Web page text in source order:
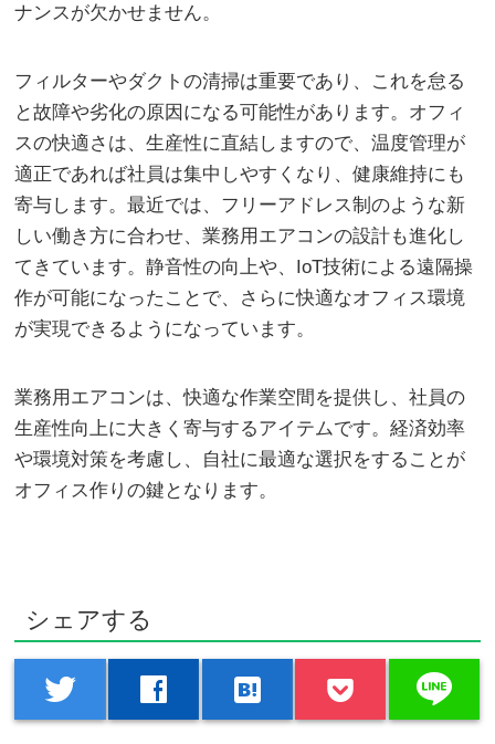
ナンスが欠かせません。
フィルターやダクトの清掃は重要であり、これを怠る
と故障や劣化の原因になる可能性があります。オフィ
スの快適さは、生産性に直結しますので、温度管理が
適正であれば社員は集中しやすくなり、健康維持にも
寄与します。最近では、フリーアドレス制のような新
しい働き方に合わせ、業務用エアコンの設計も進化し
てきています。静音性の向上や、IoT技術による遠隔操
作が可能になったことで、さらに快適なオフィス環境
が実現できるようになっています。
業務用エアコンは、快適な作業空間を提供し、社員の
生産性向上に大きく寄与するアイテムです。経済効率
や環境対策を考慮し、自社に最適な選択をすることが
オフィス作りの鍵となります。
シェアする
twitter facebook hatenabookmark line